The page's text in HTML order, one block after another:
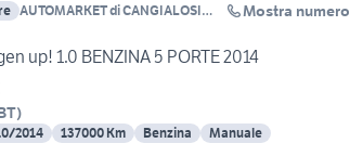
AUTOMARKET di CANGIALOSI
Mostra numero
up! 1.0 BENZINA 5 PORTE 2014
)
2014 137000 Km Benzina Manuale